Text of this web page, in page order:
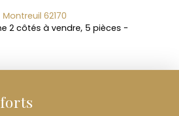
Montreuil 62170
2 côtés à vendre, 5 pièces -